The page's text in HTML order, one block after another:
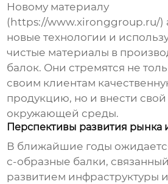
Новому материалу
(https://www.xironggroup.ru/)
новые технологии и
чистые материалы в
балок. Они стремятся не
своим клиентам
продукцию, но и внести свой
окружающей среды.
Перспективы развития рынка
В ближайшие годы
с-образные балки,
развитием инфраструктуры